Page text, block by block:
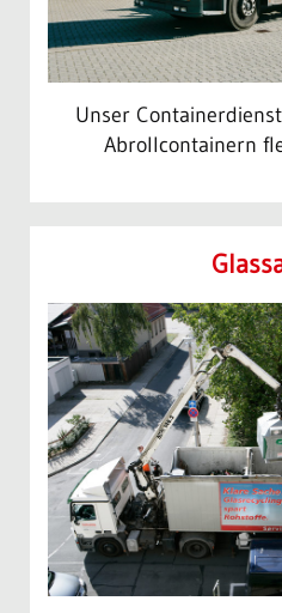
Unser
Abrollcontainern